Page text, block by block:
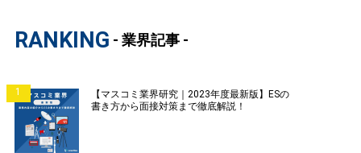
RANKING - 業界記事 -
1
【マスコミ業界研究｜2023年度最新版】ESの
書き方から面接対策まで徹底解説！